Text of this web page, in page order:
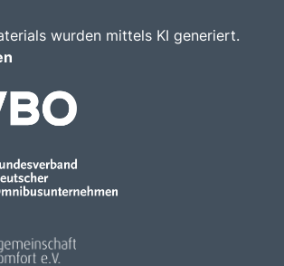
wurden mittels KI generiert.